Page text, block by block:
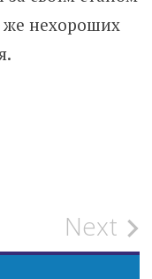
же неxороших
Next